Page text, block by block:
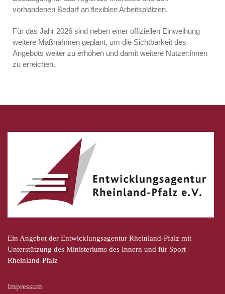
vorhandenen Bedarf an flexiblen Arbeitsplätzen.
Für das Jahr 2026 sind neben einer offiziellen Einweihung
weitere Maßnahmen geplant, um die Sichtbarkeit des
Angebots weiter zu erhöhen und damit weitere Nutzer:innen
zu erreichen.
Ein Angebot der Entwicklungsagentur Rheinland-Pfalz mit
Unterstützung des Ministeriums des Innern und für Sport
Rheinland-Pfalz
Impressum